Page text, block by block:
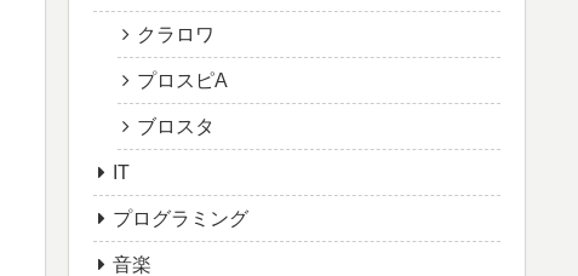
クラロワ
プロスピA
ブロスタ
IT
プログラミング
音楽